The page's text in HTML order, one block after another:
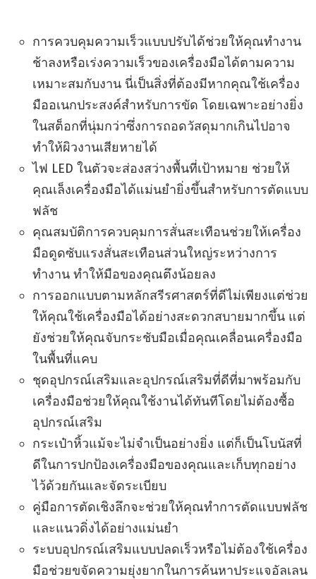
การควบคุมความเร็วแบบปรับได้ช่วยให้คุณทำงาน
ช้าลงหรือเร่งความเร็วของเครื่องมือได้ตามความ
เหมาะสมกับงาน นี่เป็นสิ่งที่ต้องมีหากคุณใช้เครื่อง
มืออเนกประสงค์สำหรับการขัด โดยเฉพาะอย่างยิ่ง
ในสต็อกที่นุ่มกว่าซึ่งการถอดวัสดุมากเกินไปอาจ
ทำให้ผิวงานเสียหายได้
ไฟ LED ในตัวจะส่องสว่างพื้นที่เป้าหมาย ช่วยให้
คุณเล็งเครื่องมือได้แม่นยำยิ่งขึ้นสำหรับการตัดแบบ
ฟลัช
คุณสมบัติการควบคุมการสั่นสะเทือนช่วยให้เครื่อง
มือดูดซับแรงสั่นสะเทือนส่วนใหญ่ระหว่างการ
ทำงาน ทำให้มือของคุณตึงน้อยลง
การออกแบบตามหลักสรีรศาสตร์ที่ดีไม่เพียงแต่ช่วย
ให้คุณใช้เครื่องมือได้อย่างสะดวกสบายมากขึ้น แต่
ยังช่วยให้คุณจับกระชับมือเมื่อคุณเคลื่อนเครื่องมือ
ในพื้นที่แคบ
ชุดอุปกรณ์เสริมและอุปกรณ์เสริมที่ดีที่มาพร้อมกับ
เครื่องมือช่วยให้คุณใช้งานได้ทันทีโดยไม่ต้องซื้อ
อุปกรณ์เสริม
กระเป๋าหิ้วแม้จะไม่จำเป็นอย่างยิ่ง แต่ก็เป็นโบนัสที่
ดีในการปกป้องเครื่องมือของคุณและเก็บทุกอย่าง
ไว้ด้วยกันและจัดระเบียบ
คู่มือการตัดเชิงลึกจะช่วยให้คุณทำการตัดแบบฟลัช
และแนวดิ่งได้อย่างแม่นยำ
ระบบอุปกรณ์เสริมแบบปลดเร็วหรือไม่ต้องใช้เครื่อง
มือช่วยขจัดความยุ่งยากในการค้นหาประแจอัลเลน